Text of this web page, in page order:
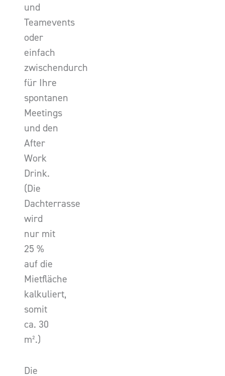
und
Teamevents
oder
einfach
zwischendurch
für Ihre
spontanen
Meetings
und den
After
Work
Drink.
(Die
Dachterrasse
wird
nur mit
25 %
auf die
Mietfläche
kalkuliert,
somit
ca. 30
m².)
Die